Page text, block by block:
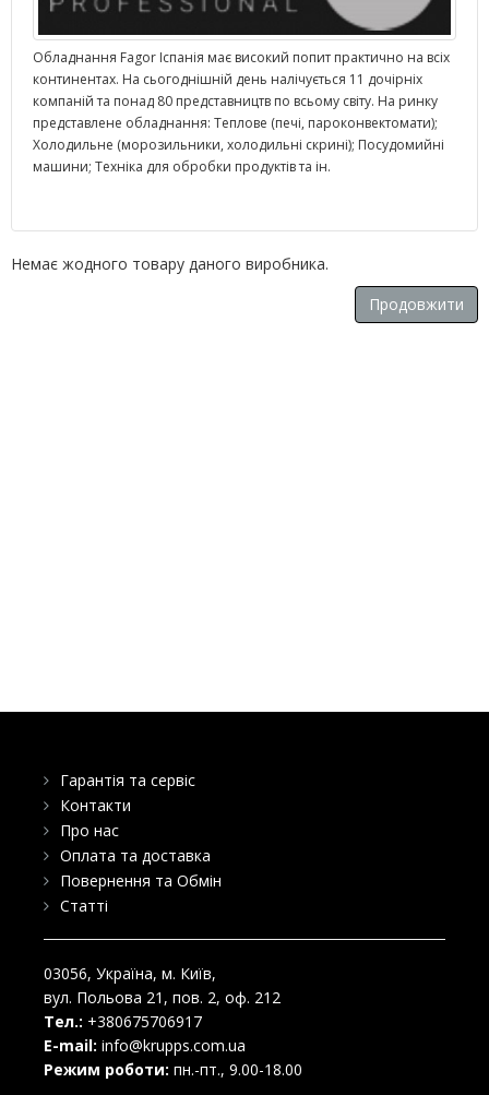
Обладнання Fagor Іспанія має високий попит практично на всіх
континентах. На сьогоднішній день налічується 11 дочірніх
компаній та понад 80 представництв по всьому світу. На ринку
представлене обладнання: Теплове (печі, пароконвектомати);
Холодильне (морозильники, холодильні скрині); Посудомийні
машини; Техніка для обробки продуктів та ін.
Немає жодного товару даного виробника.
Продовжити
Гарантія та сервіс
Контакти
Про нас
Оплата та доставка
Повернення та Обмін
Статті
03056, Україна, м. Київ,
вул. Польова 21, пов. 2, оф. 212
Тел.: +380675706917
E-mail: info@krupps.com.ua
Режим роботи: пн.-пт., 9.00-18.00